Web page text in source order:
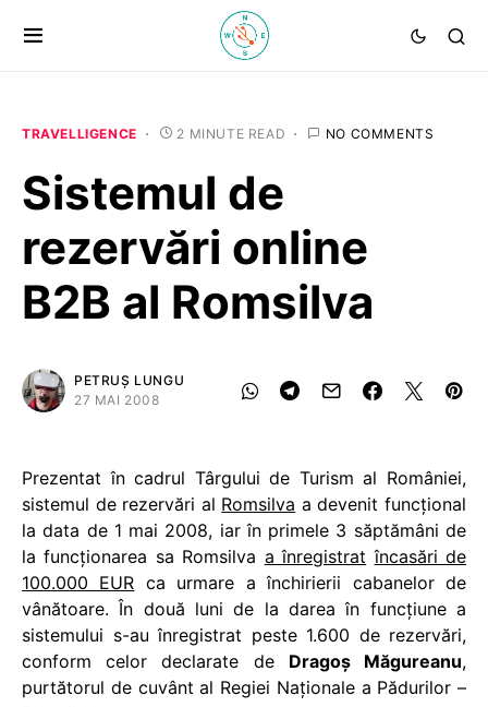
TRAVELLIGENCE 2 MINUTE READ NO COMMENTS
Sistemul de
rezervări online
B2B al Romsilva
PETRUȘ LUNGU
27 MAI 2008
Prezentat în cadrul Târgului de Turism al României,
sistemul de rezervări al Romsilva a devenit funcţional
la data de 1 mai 2008, iar în primele 3 săptămâni de
la funcţionarea sa Romsilva a înregistrat încasări de
100.000 EUR ca urmare a închirierii cabanelor de
vânătoare. În două luni de la darea în funcţiune a
sistemului s-au înregistrat peste 1.600 de rezervări,
conform celor declarate de Dragoş Măgureanu,
purtătorul de cuvânt al Regiei Naţionale a Pădurilor –